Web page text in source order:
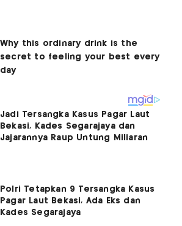
Jadi Tersangka Kasus Pagar Laut
Bekasi, Kades Segarajaya dan
Jajarannya Raup Untung Miliaran
Polri Tetapkan 9 Tersangka Kasus
Pagar Laut Bekasi, Ada Eks dan
Kades Segarajaya